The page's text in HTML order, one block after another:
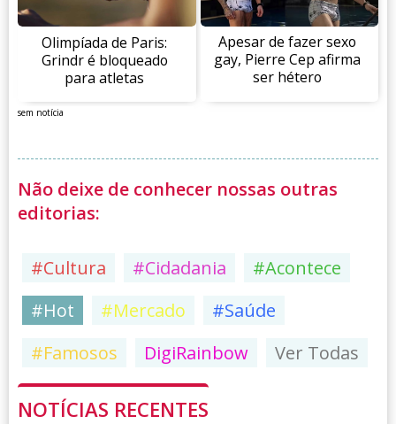
Olimpíada de Paris:
Grindr é bloqueado
para atletas
Apesar de fazer sexo
gay, Pierre Cep afirma
ser hétero
sem notícia
Não deixe de conhecer nossas outras
editorias:
#Cultura #Cidadania
#Acontece
#Hot
#Mercado
#Saúde
#Famosos
DigiRainbow Ver Todas
NOTÍCIAS RECENTES